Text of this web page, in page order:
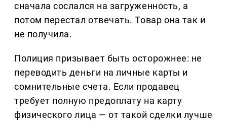
сначала сослался на загруженность, а
потом перестал отвечать. Товар она так и
не получила.
Полиция призывает быть осторожнее: не
переводить деньги на личные карты и
сомнительные счета. Если продавец
требует полную предоплату на карту
физического лица — от такой сделки лучше